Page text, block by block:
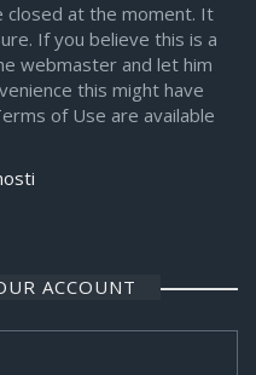
closed at the moment. It
If you believe this is a
webmaster and let him
this might have
of Use are available
ACCOUNT